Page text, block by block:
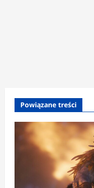
Powiązane treści